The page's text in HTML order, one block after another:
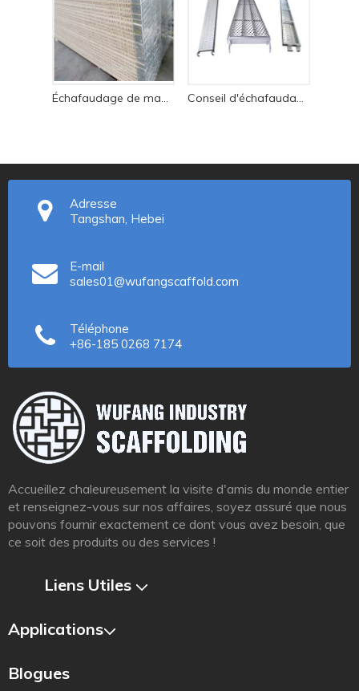
Échafaudage de matériaux de construction Planches Osha Planches en bois LVL Conseil d'échafaudage et passerelle
Adresse
Tangshan, Hebei
E-mail
sales01@wufangscaffold.com
Téléphone
+86-185 0268 7174
Accueillez chaleureusement la visite d'amis du monde entier
et renseignez-vous sur nos affaires, soyez assuré que nous
pouvons fournir exactement ce dont vous avez besoin, que
ce soit des produits ou des services !
Liens Utiles​​​​​​​
Applications
Blogues